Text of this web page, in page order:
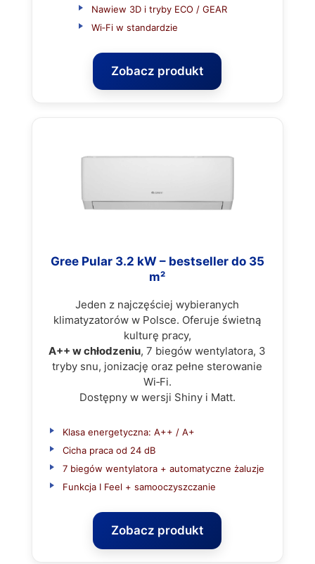
Nawiew 3D i tryby ECO / GEAR
Wi‑Fi w standardzie
Zobacz produkt
Gree Pular 3.2 kW – bestseller do 35
m²
Jeden z najczęściej wybieranych
klimatyzatorów w Polsce. Oferuje świetną
kulturę pracy,
A++ w chłodzeniu, 7 biegów wentylatora, 3
tryby snu, jonizację oraz pełne sterowanie
Wi‑Fi.
Dostępny w wersji Shiny i Matt.
Klasa energetyczna: A++ / A+
Cicha praca od 24 dB
7 biegów wentylatora + automatyczne żaluzje
Funkcja I Feel + samooczyszczanie
Zobacz produkt